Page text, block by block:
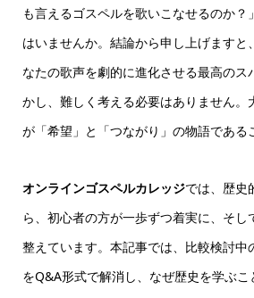
も言えるゴスペルを歌いこなせるのか？
はいませんか。結論から申し上げますと
なたの歌声を劇的に進化させる最高のス
かし、難しく考える必要はありません。
が「希望」と「つながり」の物語である
オンラインゴスペルカレッジでは、歴史
ら、初心者の方が一歩ずつ着実に、そし
整えています。本記事では、比較検討中
をQ&A形式で解消し、なぜ歴史を学ぶ